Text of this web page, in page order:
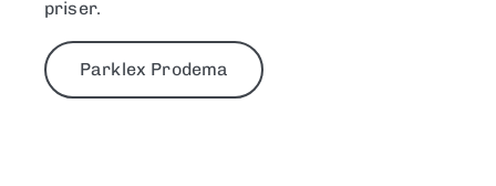
priser.
Parklex Prodema